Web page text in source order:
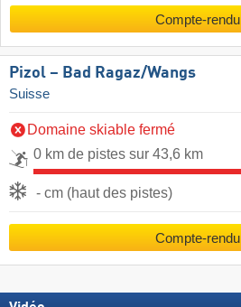
Compte-rendu
Pizol – Bad Ragaz/​Wangs
Suisse
Domaine skiable fermé
0 km de pistes sur 43,6 km
- cm (haut des pistes)
Compte-rendu